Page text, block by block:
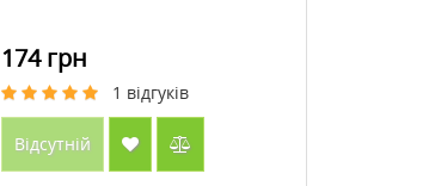
174 грн
1 відгуків
Відсутній